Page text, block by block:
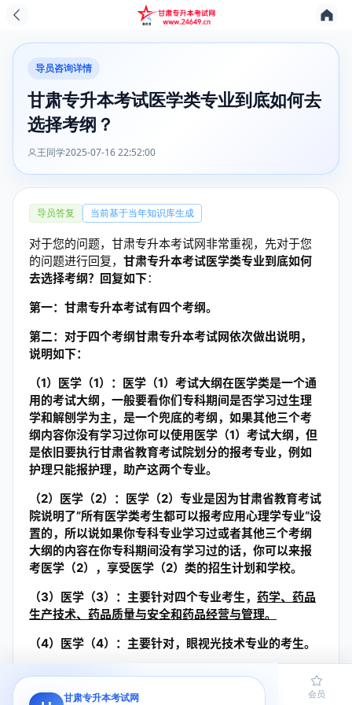
导员咨询详情
甘肃专升本考试医学类专业到底如何去
选择考纲？
王同学2025-07-16 22:52:00
导员答复 当前基于当年知识库生成
对于您的问题，甘肃专升本考试网非常重视，先对于您
的问题进行回复， 甘肃专升本考试医学类专业到底如何
去选择考纲？回复如下：
第一：甘肃专升本考试有四个考纲。
第二：对于四个考纲甘肃专升本考试网依次做出说明，
说明如下：
（1）医学（1）：医学（1）考试大纲在医学类是一个通
用的考试大纲，一般要看你们专科期间是否学习过生理
学和解刨学为主，是一个兜底的考纲，如果其他三个考
纲内容你没有学习过你可以使用医学（1）考试大纲，但
是依旧要执行甘肃省教育考试院划分的报考专业，例如
护理只能报护理，助产这两个专业。
（2）医学（2）：医学（2）专业是因为甘肃省教育考试
院说明了”所有医学类考生都可以报考应用心理学专业“设
置的，所以说如果你专科专业学习过或者其他三个考纲
大纲的内容在你专科期间没有学习过的话，你可以来报
考医学（2），享受医学（2）类的招生计划和学校。
（3）医学（3）：主要针对四个专业考生， 药学、药品
生产技术、药品质量与安全和药品经营与管理。
（4）医学（4）：主要针对，眼视光技术专业的考生。
第三：相信以上内容我已经总结的很清楚明白了，医学
（1）和（2）大家基本上都可以进行报名因为一个是适
甘肃专升本考试网
首页 题库 会员